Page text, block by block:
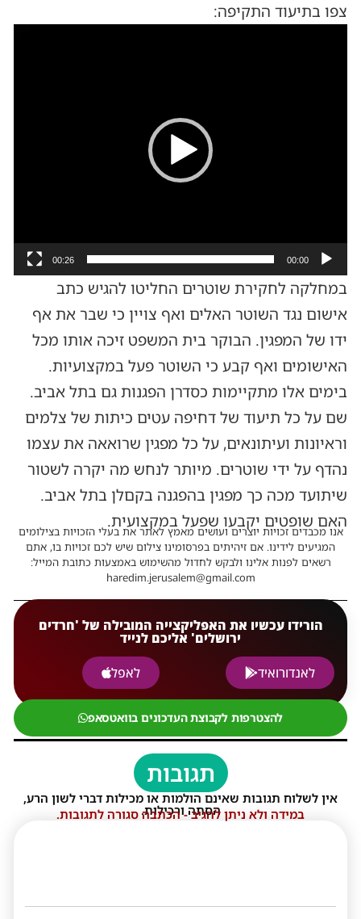
צפו בתיעוד התקיפה:
00:00
00:26
במחלקה לחקירת שוטרים החליטו להגיש כתב
אישום נגד השוטר האלים ואף צויין כי שבר את אף
ידו של המפגין. הבוקר בית המשפט זיכה אותו מכל
האישומים ואף קבע כי השוטר פעל במקצועיות.
בימים אלו מתקיימות כסדרן הפגנות גם בתל אביב.
שם על כל תיעוד של דחיפה עטים כיתות של צלמים
וראיונות ועיתונאים, על כל מפגין שרואאה את עצמו
נהדף על ידי שוטרים. מיותר לנחש מה יקרה לשטור
שיתועד מכה כך מפגין בהפגנה בקםלן בתל אביב.
האם שופטים יקבעו שפעל במקצועית.
אנו מכבדים זכויות יוצרים ועושים מאמץ לאתר את בעלי הזכויות בצילומים
המגיעים לידינו. אם זיהיתים בפרסומינו צילום שיש לכם זכויות בו, אתם
רשאים לפנות אלינו ולבקש לחדול מהשימוש באמצעות כתובת המייל:
haredim.jerusalem@gmail.com
הורידו עכשיו את האפליקצייה המובילה של 'חרדים
ירושלים' אליכם לנייד
לאנדורואיד
לאפל
להצטרפות לקבוצת העדכונים בוואטסאפ
תגובות
אין לשלוח תגובות שאינם הולמות או מכילות דברי לשון הרע,
הסתה ורכילות.
במידה ולא ניתן להגיב - הכתבה סגורה לתגובות.